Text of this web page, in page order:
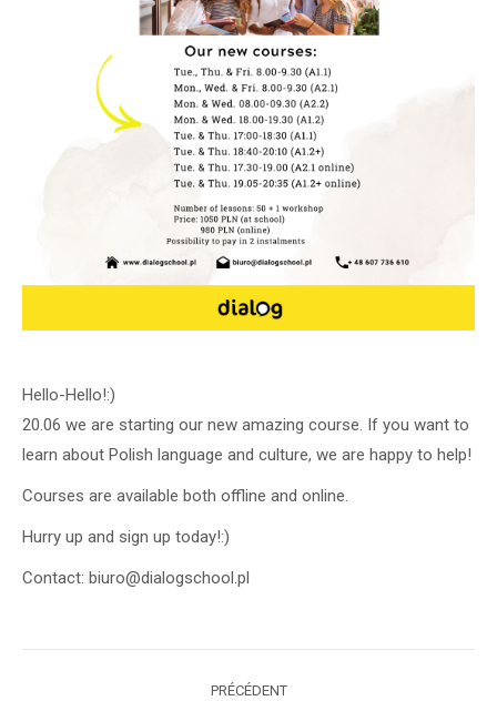
Hello-Hello!:)
20.06 we are starting our new amazing course. If you want to
learn about Polish language and culture, we are happy to help!
Courses are available both offline and online.
Hurry up and sign up today!:)
Contact: biuro@dialogschool.pl
PRÉCÉDENT